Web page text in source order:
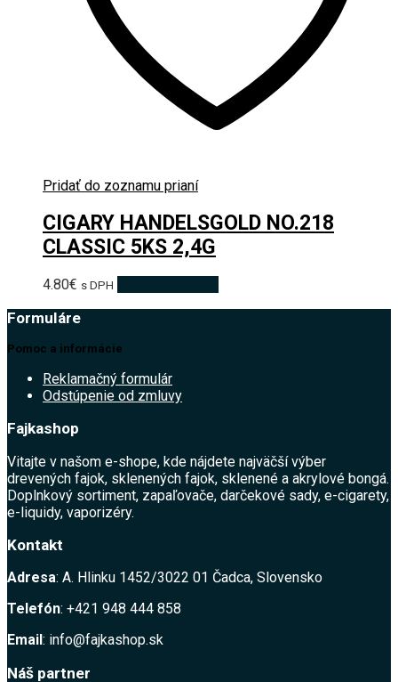
Pridať do zoznamu prianí
CIGARY HANDELSGOLD NO.218
CLASSIC 5KS 2,4G
4.80€ s DPH
Formuláre
Pomoc a informácie
Reklamačný formulár
Odstúpenie od zmluvy
Fajkashop
Vitajte v našom e-shope, kde nájdete najväčší výber
drevených fajok, sklenených fajok, sklenené a akrylové bongá.
Doplnkový sortiment, zapaľovače, darčekové sady, e-cigarety,
e-liquidy, vaporizéry.
Kontakt
Adresa: A. Hlinku 1452/3022 01 Čadca, Slovensko
Telefón: +421 948 444 858
Email : info@fajkashop.sk
Náš partner